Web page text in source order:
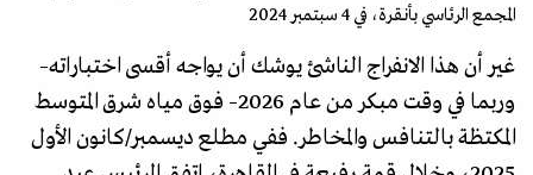
المجمع الرئاسي بأنقرة، في 4 سبتمبر 2024
غير أن هذا الانفراج الناشئ يوشك أن يواجه أقسى اختباراته–
وربما في وقت مبكر من عام 2026– فوق مياه شرق المتوسط
المكتظة بالتنافس والمخاطر. ففي مطلع ديسمبر/كانون الأول